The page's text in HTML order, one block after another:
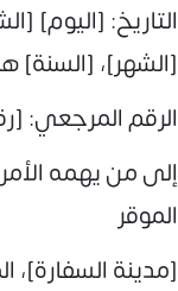
التاريخ: [اليوم]
[الشهر]، [السنة]
الرقم المرجعي:
إلى من يهمه
الموقر
[مدينة السفارة]،